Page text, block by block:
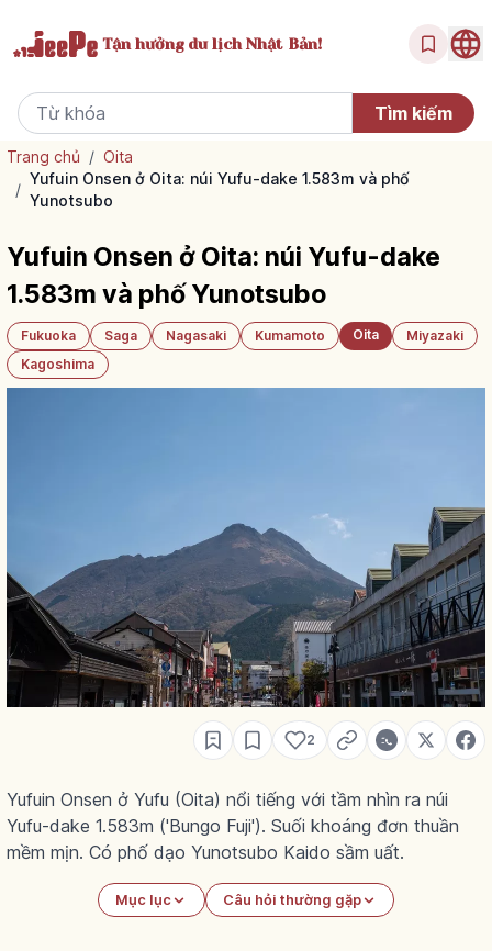
Tận hưởngdu lịch Nhật Bản!
Trang chủ / Oita
/
Yufuin Onsen ở Oita: núi Yufu-dake 1.583m và phố
Yunotsubo
Yufuin Onsen ở Oita: núi Yufu-dake
1.583m và phố Yunotsubo
Fukuoka Saga Nagasaki Kumamoto Oita
Miyazaki
Kagoshima
2
Yufuin Onsen ở Yufu (Oita) nổi tiếng với tầm nhìn ra núi
Yufu-dake 1.583m ('Bungo Fuji'). Suối khoáng đơn thuần
mềm mịn. Có phố dạo Yunotsubo Kaido sầm uất.
Mục lục Câu hỏi thường gặp